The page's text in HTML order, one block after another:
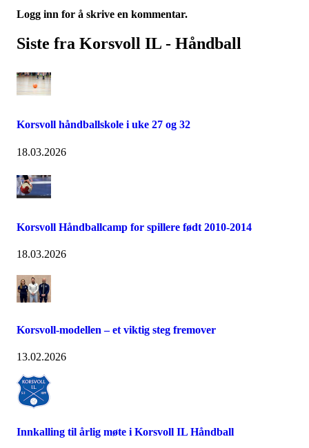
Logg inn for å skrive en kommentar.
Siste fra Korsvoll IL - Håndball
Korsvoll håndballskole i uke 27 og 32
18.03.2026
Korsvoll Håndballcamp for spillere født 2010-2014
18.03.2026
Korsvoll-modellen – et viktig steg fremover
13.02.2026
Innkalling til årlig møte i Korsvoll IL Håndball